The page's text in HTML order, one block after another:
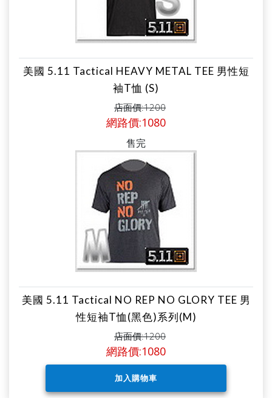
美國 5.11 Tactical HEAVY METAL TEE 男性短
袖T恤 (S)
店面價:1200
網路價:1080
售完
美國 5.11 Tactical NO REP NO GLORY TEE 男
性短袖T恤(黑色)系列(M)
店面價:1200
網路價:1080